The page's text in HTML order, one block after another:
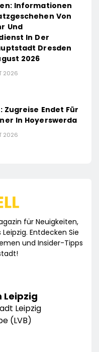
Informationen
Von
Und
In Der
Dresden
2026
2026
Zugreise Endet Für
In Hoyerswerda
2026
für Neuigkeiten,
Entdecken Sie
und Insider-Tipps
Leipzig
Leipzig
(LVB)